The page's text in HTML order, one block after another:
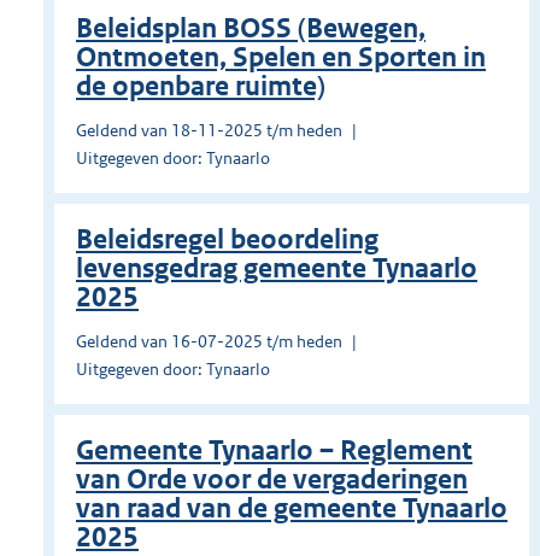
Beleidsplan BOSS (Bewegen,
Ontmoeten, Spelen en Sporten in
de openbare ruimte)
Geldend van 18-11-2025 t/m heden
Uitgegeven door: Tynaarlo
Beleidsregel beoordeling
levensgedrag gemeente Tynaarlo
2025
Geldend van 16-07-2025 t/m heden
Uitgegeven door: Tynaarlo
Gemeente Tynaarlo – Reglement
van Orde voor de vergaderingen
van raad van de gemeente Tynaarlo
2025